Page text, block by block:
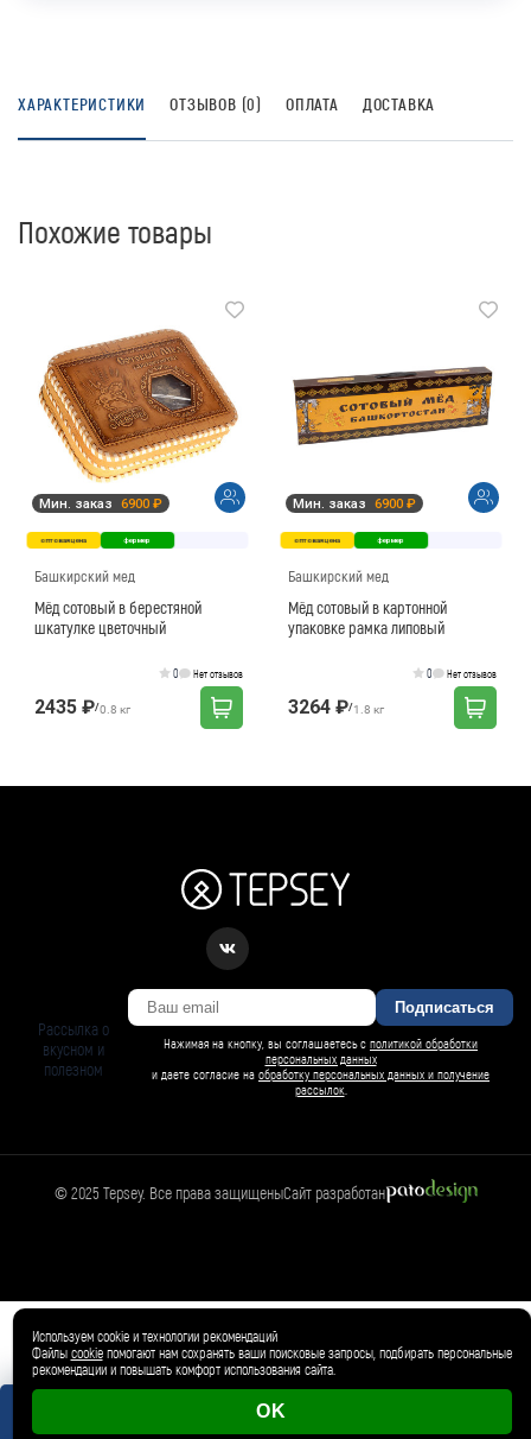
🛍️ Магазин
Товар добавлен в корзину ✓
ХАРАКТЕРИСТИКИ ОТЗЫВОВ (0) ОПЛАТА ДОСТАВКА
Похожие товары
Мин. заказ 6900 ₽
оптовая цена фермер
Башкирский мед
Мёд сотовый в берестяной
шкатулке цветочный
0 Нет отзывов
2435 ₽/0.8 кг
Мин. заказ 6900 ₽
оптовая цена фермер
Башкирский мед
Мёд сотовый в картонной
упаковке рамка липовый
0 Нет отзывов
3264 ₽/1.8 кг
Рассылка о
вкусном и
полезном
Подписаться
Нажимая на кнопку, вы соглашаетесь с политикой обработки
персональных данных
и даете согласие на обработку персональных данных и получение
рассылок
© 2025 Tepsey. Все права защищеныСайт разработан
Используем cookie и технологии рекомендаций
Файлы cookieпомогают нам сохранять ваши поисковые запросы, подбирать персональные
рекомендации и повышать комфорт использования сайта.
OK